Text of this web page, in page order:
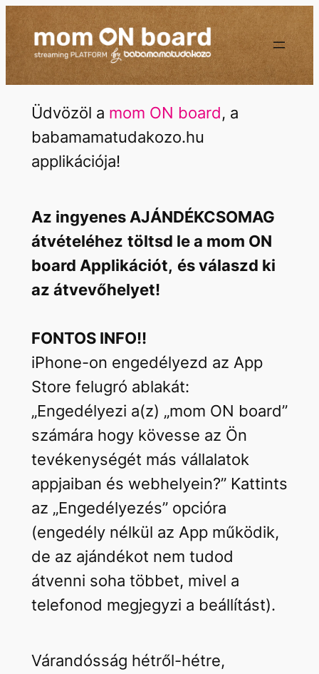
tartalomhoz
Üdvözöl a mom ON board, a
babamamatudakozo.hu
applikációja!
Az ingyenes AJÁNDÉKCSOMAG
átvételéhez töltsd le a mom ON
board Applikációt, és válaszd ki
az átvevőhelyet!
FONTOS INFO!!
iPhone-on engedélyezd az App
Store felugró ablakát:
„Engedélyezi a(z) „mom ON board”
számára hogy kövesse az Ön
tevékenységét más vállalatok
appjaiban és webhelyein?” Kattints
az „Engedélyezés” opcióra
(engedély nélkül az App működik,
de az ajándékot nem tudod
átvenni soha többet, mivel a
telefonod megjegyzi a beállítást).
Várandósság hétről-hétre,